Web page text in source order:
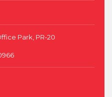
Park, PR-20